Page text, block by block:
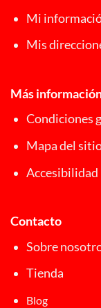
Mi
Mis
Más
Condiciones
Mapa del
Accesibilidad
Contacto
Sobre
Tienda
Blog